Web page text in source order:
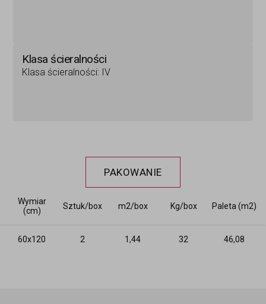
Klasa ścieralności
Klasa ścieralności: IV
PAKOWANIE
Wymiar
(cm)
Sztuk/box m2/box Kg/box Paleta (m2)
60x120 2 1,44 32 46,08